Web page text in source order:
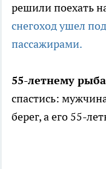
решили поехать
снегоход ушел
пассажирами.
55-летнему
спастись:
берег, а его 55-